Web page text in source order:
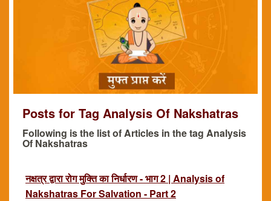
Posts for Tag Analysis Of Nakshatras
Following is the list of Articles in the tag Analysis
Of Nakshatras
नक्षत्र द्वारा रोग मुक्ति का निर्धारण - भाग 2 | Analysis of
Nakshatras For Salvation - Part 2